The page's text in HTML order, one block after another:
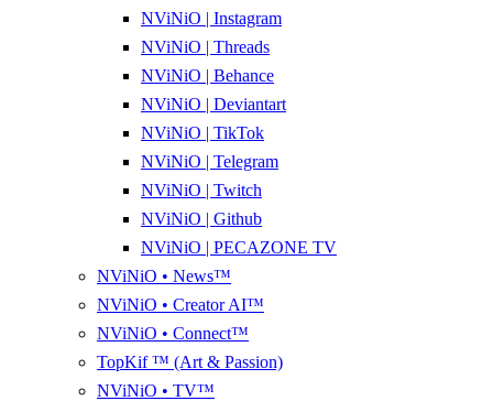
NViNiO | Instagram
NViNiO | Threads
NViNiO | Behance
NViNiO | Deviantart
NViNiO | TikTok
NViNiO | Telegram
NViNiO | Twitch
NViNiO | Github
NViNiO | PECAZONE TV
NViNiO • News™
NViNiO • Creator AI™
NViNiO • Connect™
TopKif ™ (Art & Passion)
NViNiO • TV™